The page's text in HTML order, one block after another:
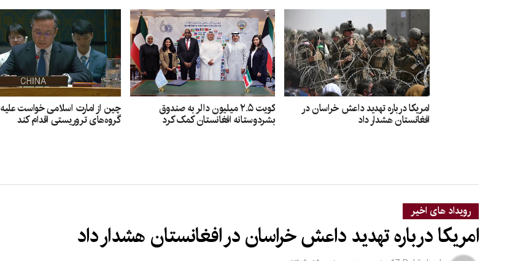
امریکا درباره تهدید داعش خراسان در
افغانستان هشدار داد
کویت ۲.۵ میلیون دالر به صندوق
بشردوستانه افغانستان کمک کرد
چین از امارت اسلامی خواست علیه
گروه‌های تروریستی اقدام کند
رویداد های اخیر
امریکا درباره تهدید داعش خراسان در افغانستان هشدار داد